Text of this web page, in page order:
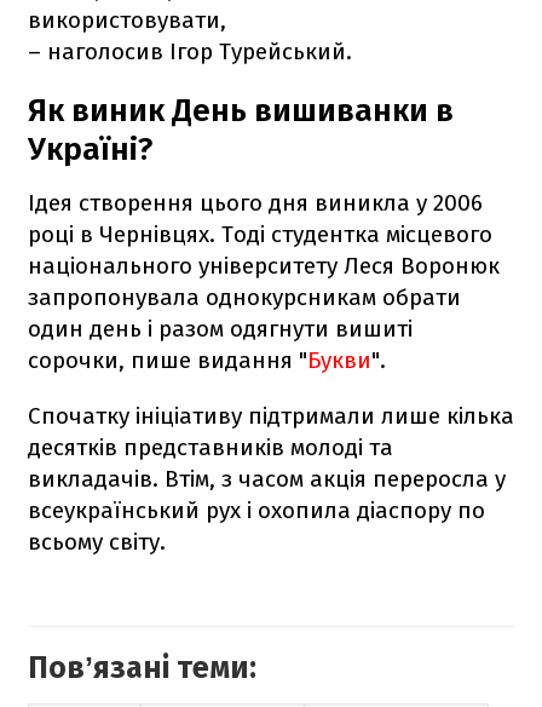
використовувати,
– наголосив Ігор Турейський.
Як виник День вишиванки в
Україні?
Ідея створення цього дня виникла у 2006
році в Чернівцях. Тоді студентка місцевого
національного університету Леся Воронюк
запропонувала однокурсникам обрати
один день і разом одягнути вишиті
сорочки, пише видання "Букви".
Спочатку ініціативу підтримали лише кілька
десятків представників молоді та
викладачів. Втім, з часом акція переросла у
всеукраїнський рух і охопила діаспору по
всьому світу.
Повʼязані теми: